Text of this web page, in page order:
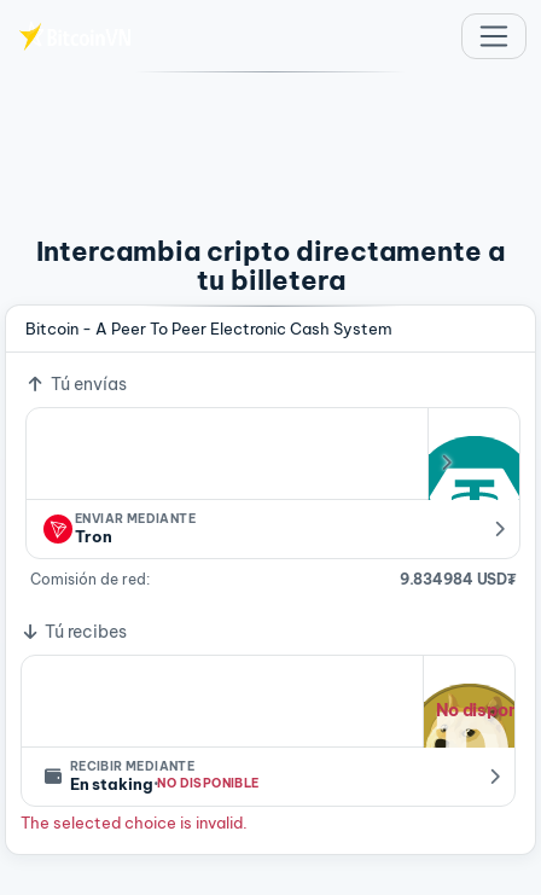
Intercambia cripto directamente a
tu billetera
Bitcoin - A Peer To Peer Electronic Cash System
Tú envías
ENVIAR MEDIANTE
Tron
Comisión de red: 9.834984 USD₮
Tú recibes
No
RECIBIR MEDIANTE
En staking·NO DISPONIBLE
The selected choice is invalid.